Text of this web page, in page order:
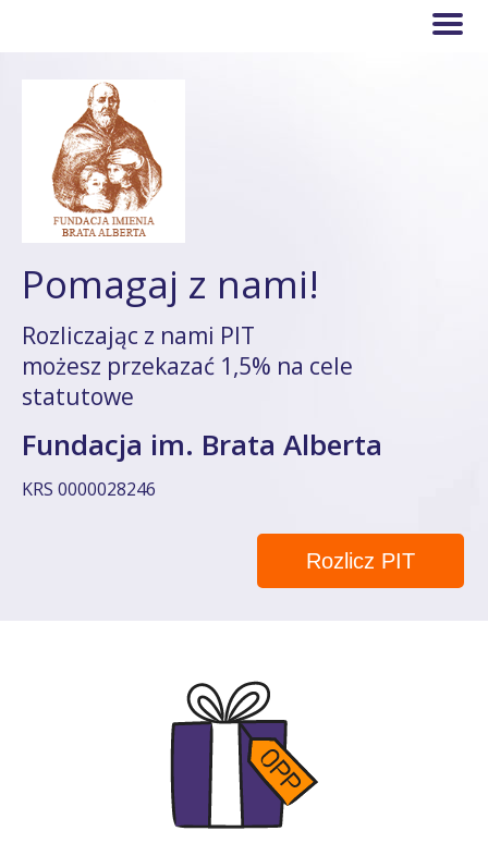
Pomagaj z nami!
Rozliczając z nami PIT
możesz przekazać 1,5% na cele
statutowe
Fundacja im. Brata Alberta
KRS 0000028246
Rozlicz PIT